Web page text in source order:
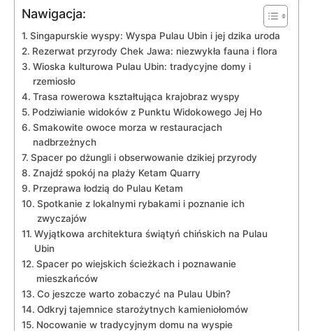
Nawigacja:
Singapurskie ‌wyspy: ⁣Wyspa Pulau Ubin i jej dzika ​uroda
Rezerwat przyrody Chek ‍Jawa: ‌niezwykła fauna i flora
Wioska kulturowa Pulau ‌Ubin: ⁣tradycyjne domy i
rzemiosło
Trasa rowerowa kształtująca krajobraz wyspy
Podziwianie widoków ⁤z Punktu‍ Widokowego Jej Ho
Smakowite⁢ owoce⁣ morza w⁢ restauracjach
nadbrzeżnych
Spacer po‌ dżungli i obserwowanie dzikiej przyrody
Znajdź⁢ spokój⁣ na plaży Ketam Quarry
Przeprawa łodzią do Pulau Ketam
Spotkanie‌ z lokalnymi‌ rybakami i poznanie ich
zwyczajów
Wyjątkowa architektura świątyń chińskich na Pulau
Ubin
Spacer po wiejskich ścieżkach ⁤i poznawanie
mieszkańców
Co jeszcze‍ warto zobaczyć na Pulau Ubin?
Odkryj tajemnice starożytnych kamieniołomów
Nocowanie ⁣w tradycyjnym domu na ⁤wyspie